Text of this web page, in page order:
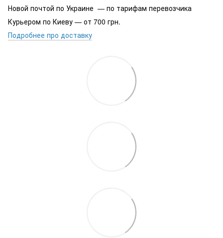
Новой почтой по Украине — по тарифам перевозчика
Курьером по Киеву — от 700 грн.
Подробнее про доставку